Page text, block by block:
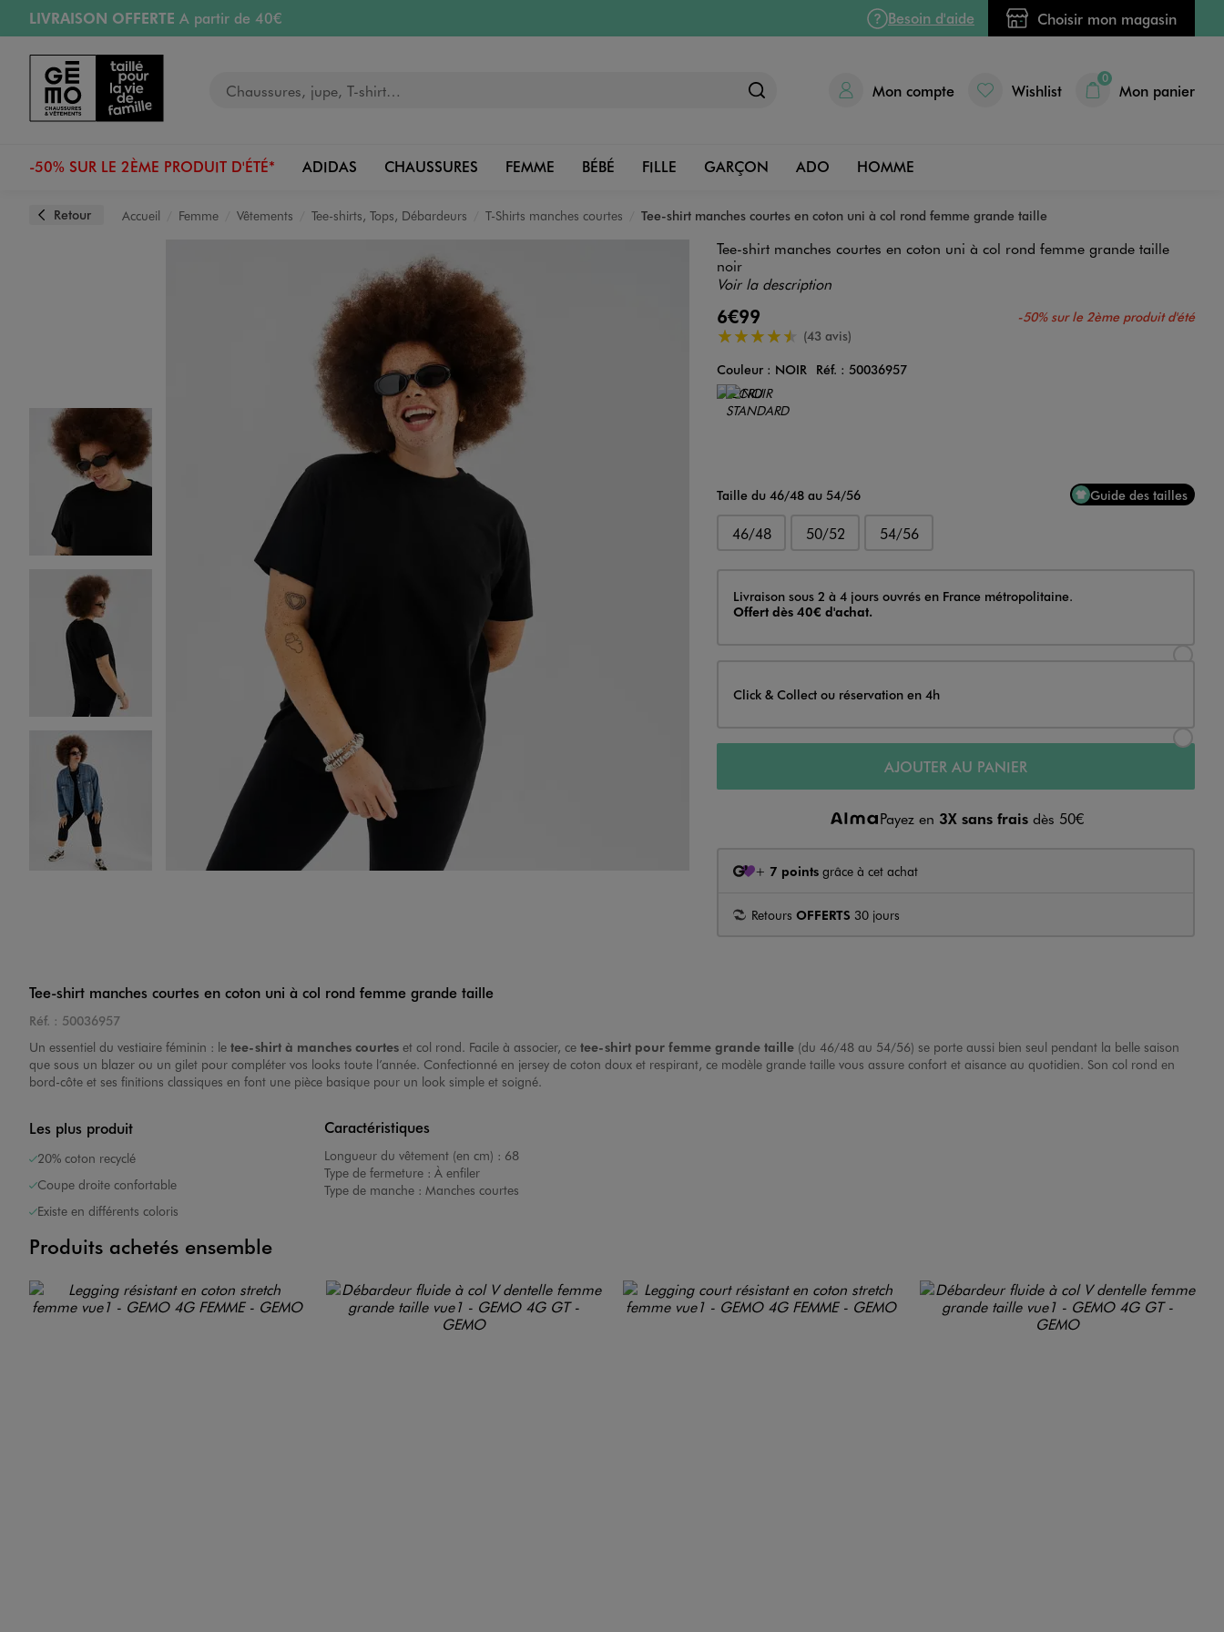
Aller au contenu principal
Aller à la navigation
LIVRAISON OFFERTE A partir de 40€
RETRAIT ET LIVRAISON OFFERTE
RÉSERVATION GRATUITE
4h en magasin
Retours OFFERTSpendant 30 jours
Besoin d'aide Choisir mon magasin
Mon compte Wishlist
0
Mon panier
-50% SUR LE 2ÈME PRODUIT D'ÉTÉ* ADIDAS CHAUSSURES FEMME BÉBÉ FILLE GARÇON ADO HOMME
Retour Accueil Femme Vêtements Tee-shirts, Tops, Débardeurs T-Shirts manches courtes Tee-shirt manches courtes en coton uni à col rond femme grande taille
Image 2 sur 4
Image 3 sur 4
Tee-shirt manches courtes en coton uni à col rond femme grande taille
noir
Voir la description
6€99 -50% sur le 2ème produit d'été
4.5/5 de moyenne
(43 avis)
Couleur
Couleur : NOIR Réf. : 50036957
Choisissez votre Couleur
Taille du 46/48 au 54/56 Guide des tailles
46/48 50/52 54/56
Livraison
Livraison sous 2 à 4 jours ouvrés en France métropolitaine.
Offert dès 40€ d'achat.
Click & Collect ou réservation en 4h
AJOUTER AU PANIER
Payez en 3X sans fraisdès 50€
+ 7 pointsgrâce à cet achat
Retours OFFERTS 30 jours
Tee-shirt manches courtes en coton uni à col rond femme grande taille
Réf. : 50036957
Un essentiel du vestiaire féminin : le tee-shirt à manches courtes et col rond. Facile à associer, ce tee-shirt pour femme grande taille (du 46/48 au 54/56) se porte aussi bien seul pendant la belle saison
que sous un blazer ou un gilet pour compléter vos looks toute l’année. Confectionné en jersey de coton doux et respirant, ce modèle grande taille vous assure confort et aisance au quotidien. Son col rond en
bord-côte et ses finitions classiques en font une pièce basique pour un look simple et soigné.
Les plus produit
20% coton recyclé
Coupe droite confortable
Existe en différents coloris
Caractéristiques
Longueur du vêtement (en cm) : 68
Type de fermeture : À enfiler
Type de manche : Manches courtes
Produits achetés ensemble